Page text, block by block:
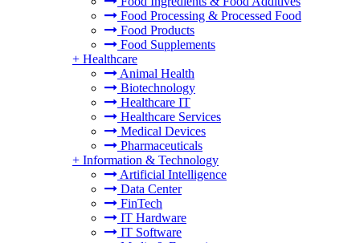
Food Processing & Processed Food
Food Products
Food Supplements
+ Healthcare
Animal Health
Biotechnology
Healthcare IT
Healthcare Services
Medical Devices
Pharmaceuticals
+ Information & Technology
Artificial Intelligence
Data Center
FinTech
IT Hardware
IT Software